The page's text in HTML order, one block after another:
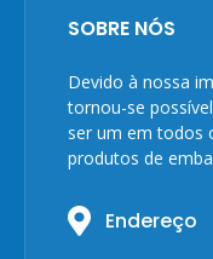
SOBRE NÓS
Devido à nossa
tornou-se
ser um em todos
produtos de
Endereço